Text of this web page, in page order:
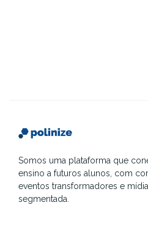
Somos uma plataforma que
ensino a futuros alunos, com
eventos transformadores e
segmentada.